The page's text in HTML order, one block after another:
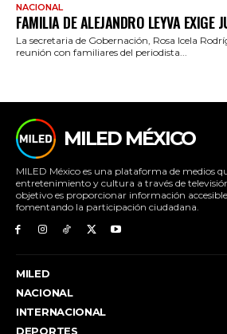
NACIONAL
FAMILIA DE ALEJANDRO LEYVA EXIGE
La secretaria de Gobernación, Rosa Icela
reunión con familiares del periodista...
MILED MÉXICO
MILED México es una plataforma de medios
entretenimiento y cultura a través de
objetivo es proporcionar información accesible
fomentando la participación ciudadana.
MILED
NACIONAL
INTERNACIONAL
DEPORTES